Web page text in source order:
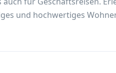
und hochwertiges